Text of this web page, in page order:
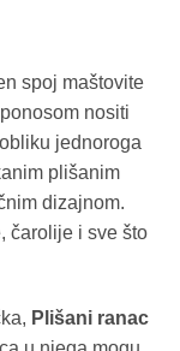
spoj maštovite
nositi
jednoroga
plišanim
dizajnom.
čarolije i sve što
Plišani ranac